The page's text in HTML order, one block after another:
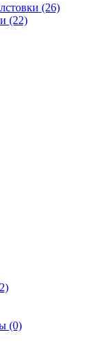
(26)
(22)
(0)